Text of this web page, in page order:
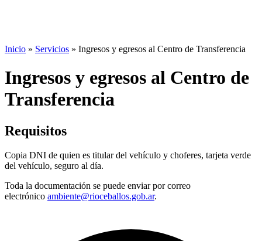
Inicio » Servicios » Ingresos y egresos al Centro de Transferencia
Ingresos y egresos al Centro de
Transferencia
Requisitos
Copia DNI de quien es titular del vehículo y choferes, tarjeta verde
del vehículo, seguro al día.
Toda la documentación se puede enviar por correo
electrónico ambiente@rioceballos.gob.ar.